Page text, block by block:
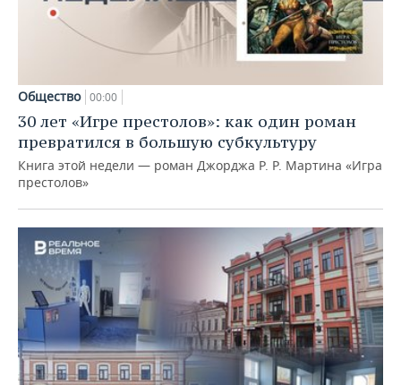
Общество 00:00
30 лет «Игре престолов»: как один роман
превратился в большую субкультуру
Книга этой недели — роман Джорджа Р. Р. Мартина «Игра
престолов»